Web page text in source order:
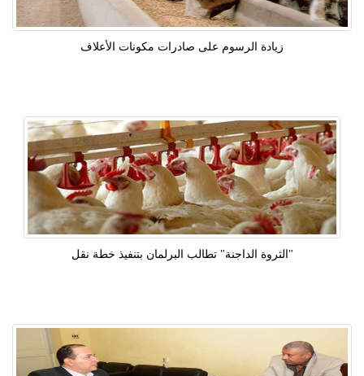
زيادة الرسوم على صادرات مكونات الأعلاف
"الثروة الداجنة" تطالب البرلمان بتنفيذ خطة نقل